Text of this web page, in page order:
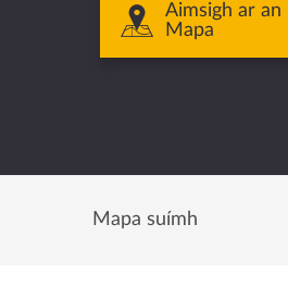
Aimsigh ar an
Mapa
Mapa suímh